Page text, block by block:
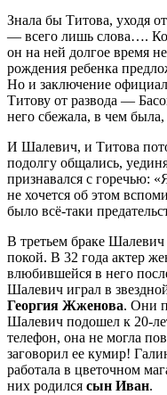
Знала бы Титова, уходя
— всего лишь слова….
он на ней долгое время
рождения ребенка
Но и заключение
Титову от развода —
него сбежала, в чем
И Шалевич, и Титова
подолгу общались,
признавался с горечью:
не хочется об этом
было всё-таки
В третьем браке
покой. В 32 года актер
влюбившейся в него
Шалевич играл в
Георгия Жженова. Они
Шалевич подошел к 20-
телефон, она не могла
заговорил ее кумир!
работала в цветочном
них родился сын Иван.